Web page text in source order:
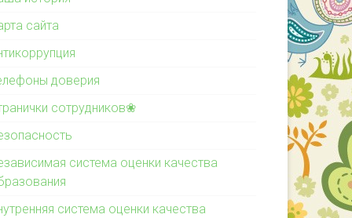
сайта
доверия
сотрудников❀
система оценки качества
система оценки качества